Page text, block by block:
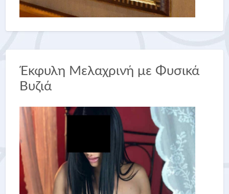
Έκφυλη Μελαχρινή με Φυσικά
Βυζιά